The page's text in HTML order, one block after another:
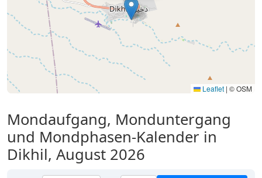
Leaflet | © OSM
Mondaufgang, Monduntergang
und Mondphasen-Kalender in
Dikhil, August 2026